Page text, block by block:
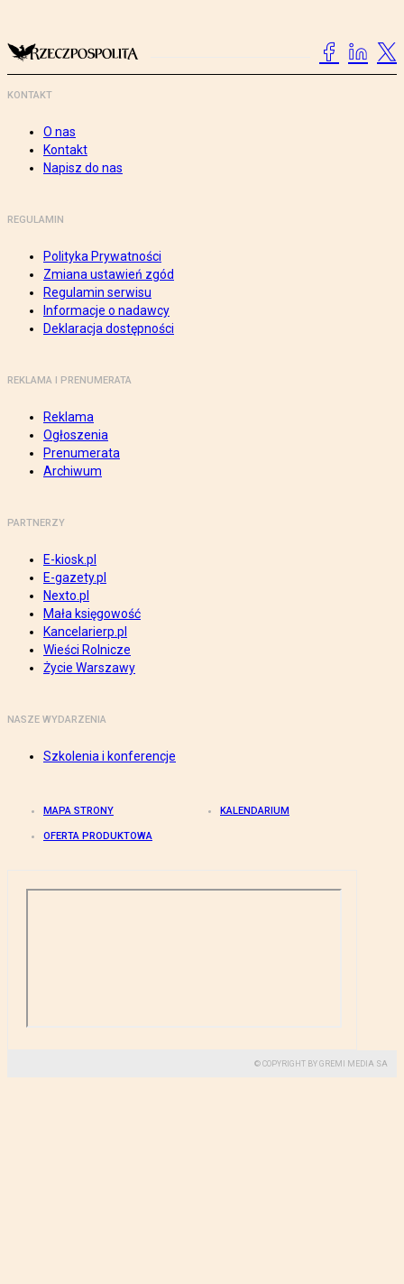
KONTAKT
O nas
Kontakt
Napisz do nas
REGULAMIN
Polityka Prywatności
Zmiana ustawień zgód
Regulamin serwisu
Informacje o nadawcy
Deklaracja dostępności
REKLAMA I PRENUMERATA
Reklama
Ogłoszenia
Prenumerata
Archiwum
PARTNERZY
E-kiosk.pl
E-gazety.pl
Nexto.pl
Mała księgowość
Kancelarierp.pl
Wieści Rolnicze
Życie Warszawy
NASZE WYDARZENIA
Szkolenia i konferencje
MAPA STRONY KALENDARIUM
OFERTA PRODUKTOWA
© COPYRIGHT BY GREMI MEDIA SA